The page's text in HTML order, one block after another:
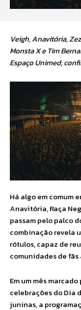
Veigh, Anavitória,
Monsta X e Tim
Espaço Unimed;
Há algo em comum
Anavitória, Raça
passam pelo palco
combinação revela
rótulos, capaz de
comunidades de
Em um mês
celebrações do Dia
juninas, a